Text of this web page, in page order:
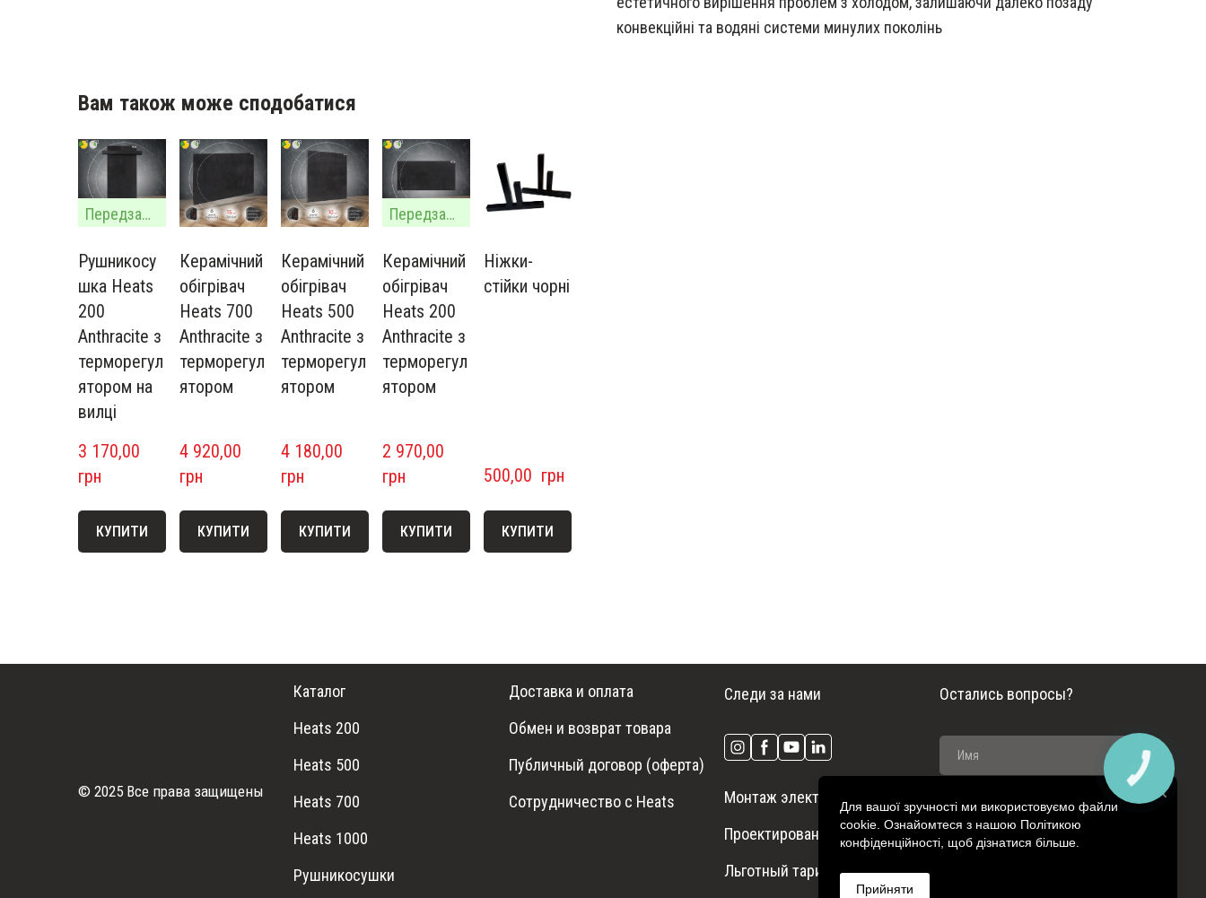
конвекційні та водяні системи минулих поколінь
Вам також може сподобатися
Передзамовлення
Рушникосу
шка Heats
200
Anthracite з
терморегул
ятором на
вилці
3 170,00
грн
КУПИТИ
Керамічний
обігрівач
Heats 700
Anthracite з
терморегул
ятором
4 920,00
грн
КУПИТИ
Керамічний
обігрівач
Heats 500
Anthracite з
терморегул
ятором
4 180,00
грн
КУПИТИ
Передзамовлення
Керамічний
обігрівач
Heats 200
Anthracite з
терморегул
ятором
2 970,00
грн
КУПИТИ
Ніжки-
стійки чорні
500,00  грн
КУПИТИ
© 2025 Все права защищены
Каталог
Heats 200
Heats 500
Heats 700
Heats 1000
Рушникосушки
Доставка и оплата
Обмен и возврат товара
Публичный договор (оферта)
Сотрудничество с Heats
Следи за нами
Монтаж электроотопления
Проектирование систем
Льготный тариф
Остались вопросы?
Для вашої зручності ми використовуємо файли
cookie. Ознайомтеся з нашою Політикою
конфіденційності, щоб дізнатися більше.
Прийняти